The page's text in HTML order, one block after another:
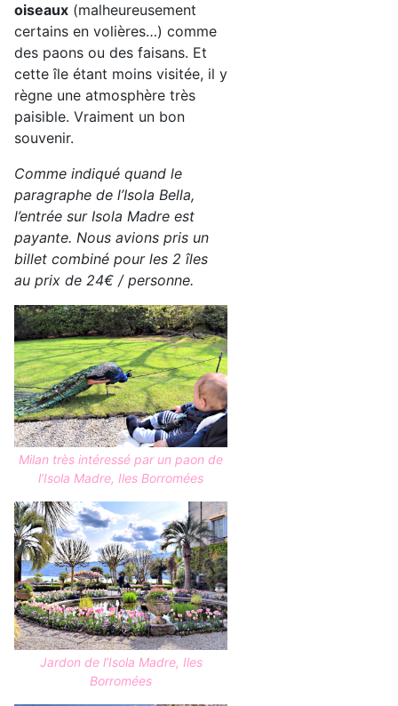
oiseaux (malheureusement
certains en volières…) comme
des paons ou des faisans. Et
cette île étant moins visitée, il y
règne une atmosphère très
paisible. Vraiment un bon
souvenir.
Comme indiqué quand le
paragraphe de l’Isola Bella,
l’entrée sur Isola Madre est
payante. Nous avions pris un
billet combiné pour les 2 îles
au prix de 24€ / personne.
Milan très intéressé par un paon de
l’Isola Madre, Iles Borromées
Jardon de l’Isola Madre, Iles
Borromées